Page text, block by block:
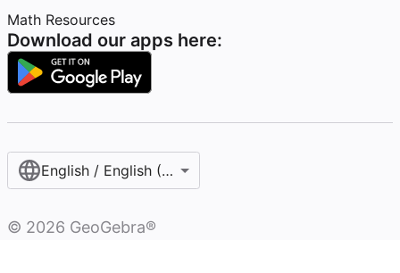
Math Resources
Download our apps here:
English / English (United States)
© 2026 GeoGebra®